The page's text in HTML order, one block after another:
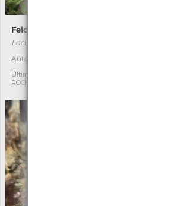
Felosa-malhada
Locustella naevia
Autóctone
Última observação por:
ROCHA FERNANDO